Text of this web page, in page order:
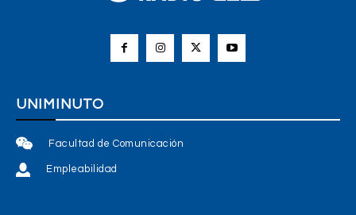
UNIMINUTO
Facultad de Comunicación
Empleabilidad